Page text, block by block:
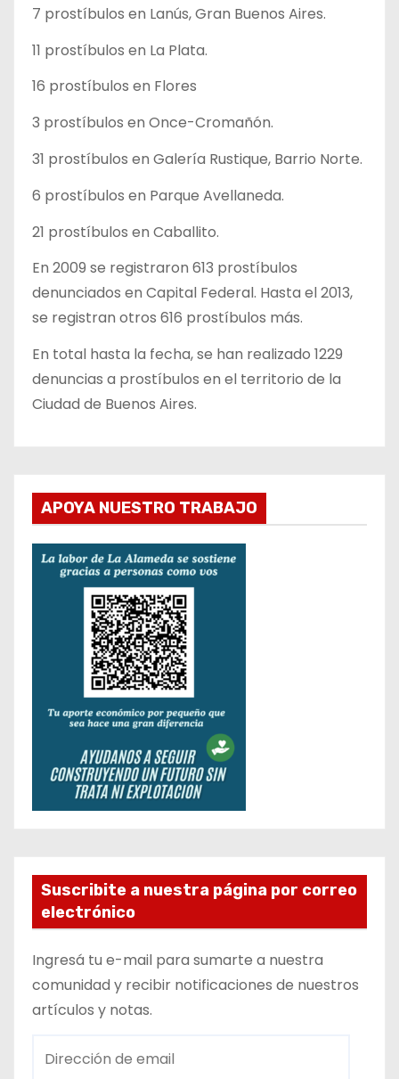
7 prostíbulos en Lanús, Gran Buenos Aires.
11 prostíbulos en La Plata.
16 prostíbulos en Flores
3 prostíbulos en Once-Cromañón.
31 prostíbulos en Galería Rustique, Barrio Norte.
6 prostíbulos en Parque Avellaneda.
21 prostíbulos en Caballito.
En 2009 se registraron 613 prostíbulos
denunciados en Capital Federal. Hasta el 2013,
se registran otros 616 prostíbulos más.
En total hasta la fecha, se han realizado 1229
denuncias a prostíbulos en el territorio de la
Ciudad de Buenos Aires.
APOYA NUESTRO TRABAJO
Suscribite a nuestra página por correo
electrónico
Ingresá tu e-mail para sumarte a nuestra
comunidad y recibir notificaciones de nuestros
artículos y notas.